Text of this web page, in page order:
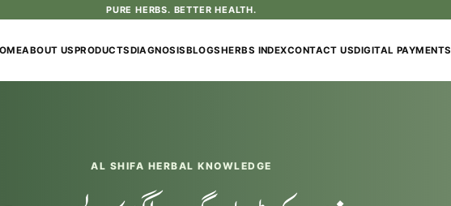
PURE HERBS. BETTER HEALTH.
ABOUT USPRODUCTSDIAGNOSISBLOGSHERBS INDEXCONTACT USDIGITAL PAYMENTS
AL SHIFA HERBAL KNOWLEDGE